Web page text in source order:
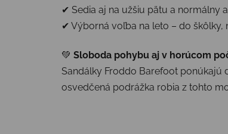
✔ Sedia aj na užšiu pätu a normálny
✔ Výborná voľba na leto – do škôlky,
💚 Sloboda pohybu aj v horúcom
Sandálky Froddo Barefoot ponúkajú
osvedčená podrážka robia z tohto